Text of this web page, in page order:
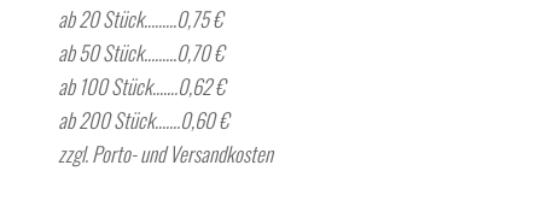
ab 20 Stück………0,75 €
ab 50 Stück………0,70 €
ab 100 Stück…….0,62 €
ab 200 Stück…….0,60 €
zzgl. Porto- und Versandkosten